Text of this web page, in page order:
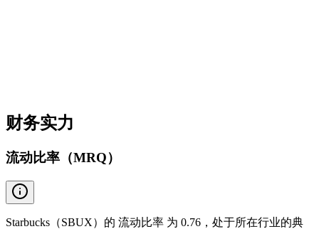
财务实力
流动比率（MRQ）
Starbucks（SBUX）的 流动比率 为 0.76，处于所在行业的典